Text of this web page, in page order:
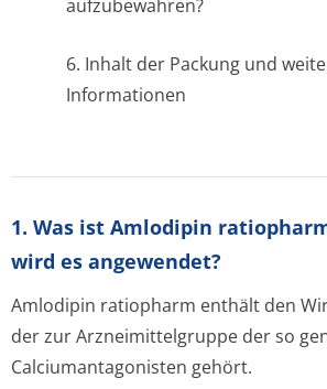
aufzubewahren?
6. Inhalt der Packung und
Informationen
1. Was ist Amlodipin
wird es angewendet?
Amlodipin ratiopharm enthält den
der zur Arzneimittelgruppe der so
Calciumantagonisten gehört.